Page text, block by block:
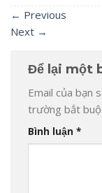
← Previous
Next →
Để lại một
Email của bạn
trường bắt
Bình luận *